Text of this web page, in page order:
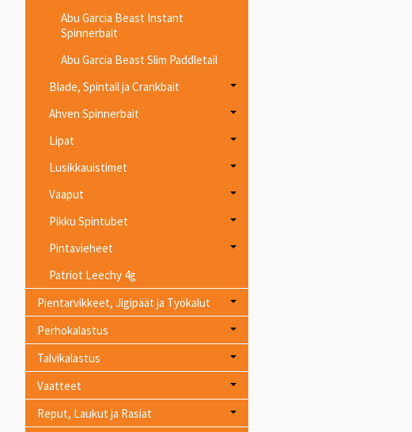
Abu Garcia Beast Instant
Spinnerbait
Abu Garcia Beast Slim Paddletail
Blade, Spintail ja Crankbait
Ahven Spinnerbait
Lipat
Lusikkauistimet
Vaaput
Pikku Spintubet
Pintavieheet
Patriot Leechy 4g
Pientarvikkeet, Jigipäät ja Työkalut
Perhokalastus
Talvikalastus
Vaatteet
Reput, Laukut ja Rasiat